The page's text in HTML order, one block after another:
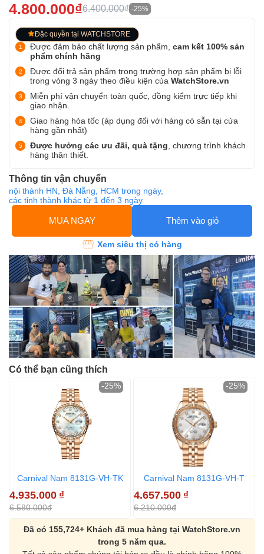
4.800.000₫6.400.000₫ -25%
Đặc quyền tại WATCHSTORE
Được đảm bảo chất lượng sản phẩm, cam kết 100% sản
phẩm chính hãng
Được đổi trả sản phẩm trong trường hợp sản phẩm bị lỗi
trong vòng 3 ngày theo điều kiện của WatchStore.vn
Miễn phí vận chuyển toàn quốc, đồng kiểm trực tiếp khi
giao nhận.
Giao hàng hỏa tốc (áp dụng đối với hàng có sẵn tại cửa
hàng gần nhất)
Được hưởng các ưu đãi, quà tặng , chương trình khách
hàng thân thiết.
Thông tin vận chuyển
nội thành HN, Đà Nẵng, HCM trong ngày,
các tỉnh thành khác từ 1 đến 3 ngày
MUA NGAY Thêm vào giỏ
Xem siêu thị có hàng
Có thể bạn cũng thích
Carnival Nam 8131G-VH-TK
4.935.000 ₫
6.580.000đ
-25%
Carnival Nam 8131G-VH-T
4.657.500 ₫
6.210.000đ
-25%
Đã có 155,724+ Khách đã mua hàng tại WatchStore.vn
trong 5 năm qua.